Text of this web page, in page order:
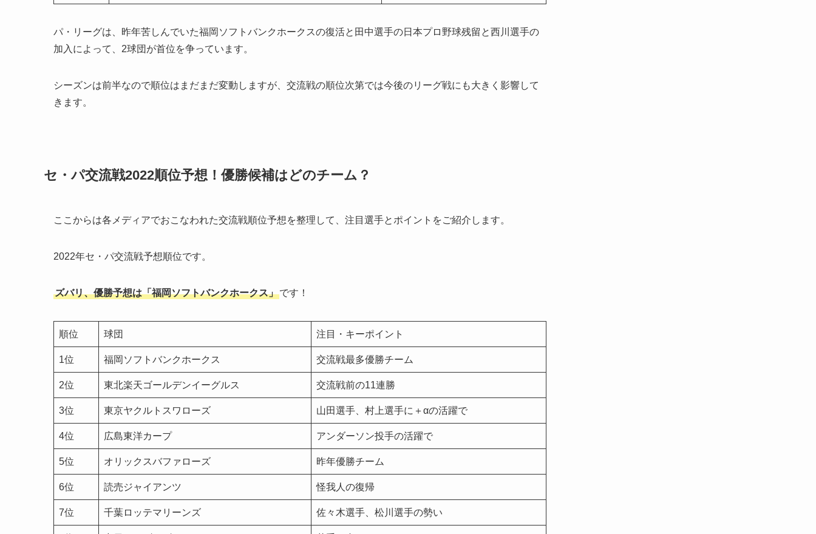
パ・リーグは、昨年苦しんでいた福岡ソフトバンクホークスの復活と田中選手の日本プロ野球残留と西川選手の
加入によって、2球団が首位を争っています。
シーズンは前半なので順位はまだまだ変動しますが、交流戦の順位次第では今後のリーグ戦にも大きく影響して
きます。
セ・パ交流戦2022順位予想！優勝候補はどのチーム？
ここからは各メディアでおこなわれた交流戦順位予想を整理して、注目選手とポイントをご紹介します。
2022年セ・パ交流戦予想順位です。
ズバリ、優勝予想は「福岡ソフトバンクホークス」です！
順位 球団 注目・キーポイント
1位 福岡ソフトバンクホークス 交流戦最多優勝チーム
2位 東北楽天ゴールデンイーグルス 交流戦前の11連勝
3位 東京ヤクルトスワローズ 山田選手、村上選手に＋αの活躍で
4位 広島東洋カープ アンダーソン投手の活躍で
5位 オリックスバファローズ 昨年優勝チーム
6位 読売ジャイアンツ 怪我人の復帰
7位 千葉ロッテマリーンズ 佐々木選手、松川選手の勢い